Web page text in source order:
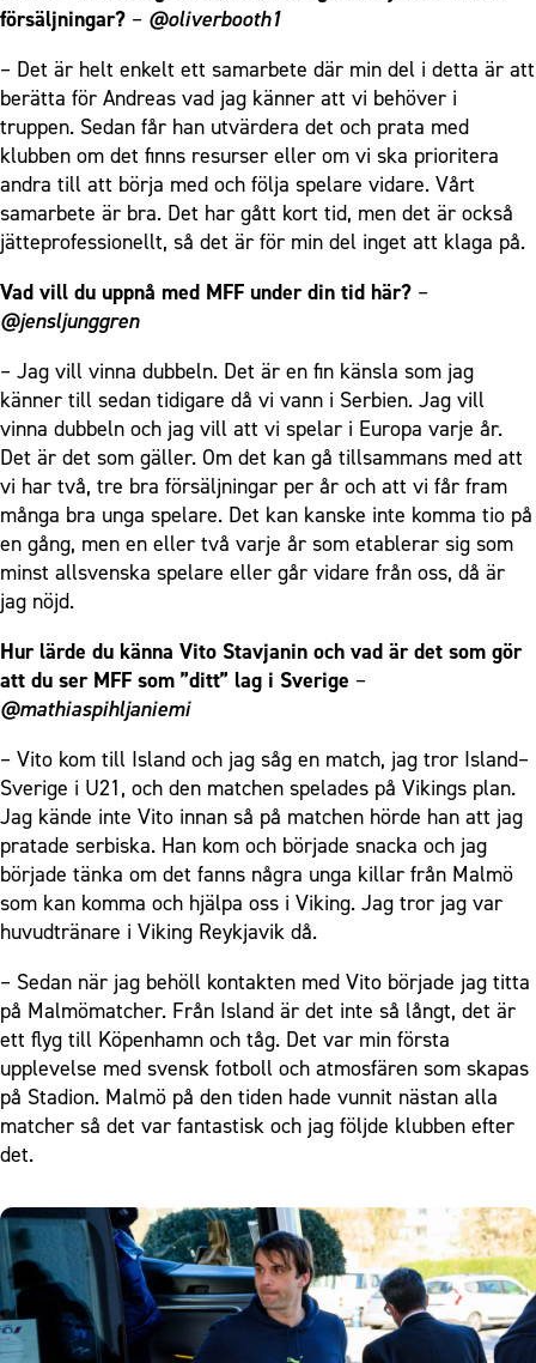
försäljningar? – @oliverbooth1
– Det är helt enkelt ett samarbete där min del i detta är att
berätta för Andreas vad jag känner att vi behöver i
truppen. Sedan får han utvärdera det och prata med
klubben om det finns resurser eller om vi ska prioritera
andra till att börja med och följa spelare vidare. Vårt
samarbete är bra. Det har gått kort tid, men det är också
jätteprofessionellt, så det är för min del inget att klaga på.
Vad vill du uppnå med MFF under din tid här? –
@jensljunggren
– Jag vill vinna dubbeln. Det är en fin känsla som jag
känner till sedan tidigare då vi vann i Serbien. Jag vill
vinna dubbeln och jag vill att vi spelar i Europa varje år.
Det är det som gäller. Om det kan gå tillsammans med att
vi har två, tre bra försäljningar per år och att vi får fram
många bra unga spelare. Det kan kanske inte komma tio på
en gång, men en eller två varje år som etablerar sig som
minst allsvenska spelare eller går vidare från oss, då är
jag nöjd.
Hur lärde du känna Vito Stavjanin och vad är det som gör
att du ser MFF som ”ditt” lag i Sverige –
@mathiaspihljaniemi
– Vito kom till Island och jag såg en match, jag tror Island–
Sverige i U21, och den matchen spelades på Vikings plan.
Jag kände inte Vito innan så på matchen hörde han att jag
pratade serbiska. Han kom och började snacka och jag
började tänka om det fanns några unga killar från Malmö
som kan komma och hjälpa oss i Viking. Jag tror jag var
huvudtränare i Viking Reykjavik då.
– Sedan när jag behöll kontakten med Vito började jag titta
på Malmömatcher. Från Island är det inte så långt, det är
ett flyg till Köpenhamn och tåg. Det var min första
upplevelse med svensk fotboll och atmosfären som skapas
på Stadion. Malmö på den tiden hade vunnit nästan alla
matcher så det var fantastisk och jag följde klubben efter
det.